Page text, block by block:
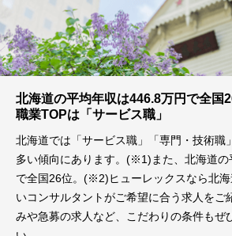
北海道の平均年収は446.8万円で全
職業TOPは「サービス職」
北海道では「サービス職」「専門・技術職
多い傾向にあります。(※1)また、北海道の
で全国26位。(※2)ヒューレックスなら北海
いコンサルタントがご希望に合う求人をご
みや急募の求人など、こだわりの条件もぜ